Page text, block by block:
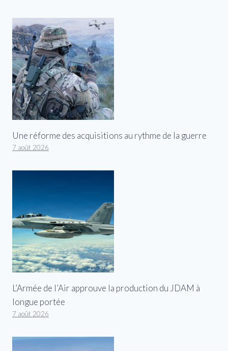
Une réforme des acquisitions au rythme de la guerre
7 août 2026
L’Armée de l’Air approuve la production du JDAM à
longue portée
7 août 2026